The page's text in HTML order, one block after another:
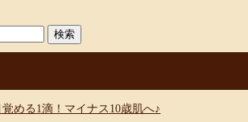
める1滴！マイナス10歳肌へ♪